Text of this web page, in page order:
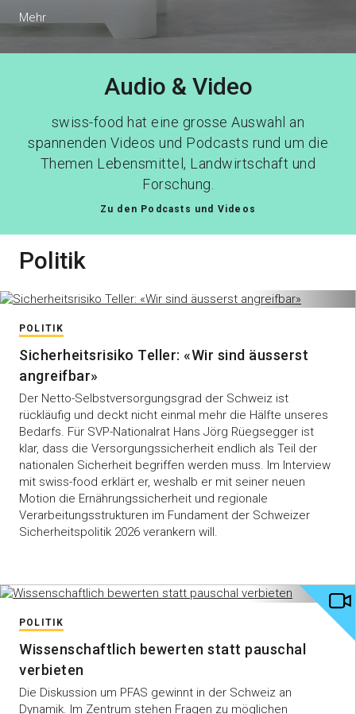
Mehr
Audio & Video
swiss-food hat eine grosse Auswahl an
spannenden Videos und Podcasts rund um die
Themen Lebensmittel, Landwirtschaft und
Forschung.
Zu den Podcasts und Videos
Politik
POLITIK
Sicherheitsrisiko Teller: «Wir sind äusserst
angreifbar»
Der Netto-Selbstversorgungsgrad der Schweiz ist
rückläufig und deckt nicht einmal mehr die Hälfte unseres
Bedarfs. Für SVP-Nationalrat Hans Jörg Rüegsegger ist
klar, dass die Versorgungssicherheit endlich als Teil der
nationalen Sicherheit begriffen werden muss. Im Interview
mit swiss-food erklärt er, weshalb er mit seiner neuen
Motion die Ernährungssicherheit und regionale
Verarbeitungsstrukturen im Fundament der Schweizer
Sicherheitspolitik 2026 verankern will.
POLITIK
Wissenschaftlich bewerten statt pauschal
verbieten
Die Diskussion um PFAS gewinnt in der Schweiz an
Dynamik. Im Zentrum stehen Fragen zu möglichen